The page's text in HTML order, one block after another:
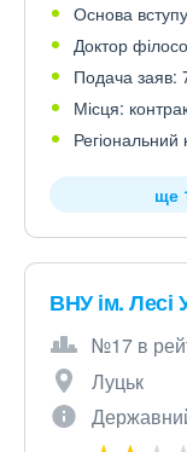
Основа
Доктор
Подача
Місця:
ще
ВНУ ім. Лесі
№17 в
Луцьк